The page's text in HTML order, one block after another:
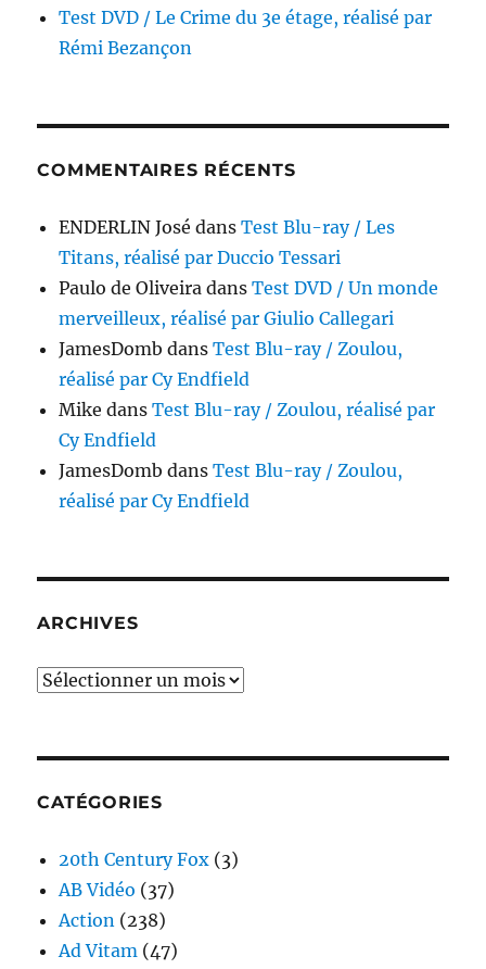
Test DVD / Le Crime du 3e étage, réalisé par
Rémi Bezançon
COMMENTAIRES RÉCENTS
ENDERLIN José dansTest Blu-ray / Les
Titans, réalisé par Duccio Tessari
Paulo de Oliveira dansTest DVD / Un monde
merveilleux, réalisé par Giulio Callegari
JamesDomb dansTest Blu-ray / Zoulou,
réalisé par Cy Endfield
Mike dansTest Blu-ray / Zoulou, réalisé par
Cy Endfield
JamesDomb dansTest Blu-ray / Zoulou,
réalisé par Cy Endfield
ARCHIVES
Archives
CATÉGORIES
20th Century Fox (3)
AB Vidéo (37)
Action (238)
Ad Vitam (47)